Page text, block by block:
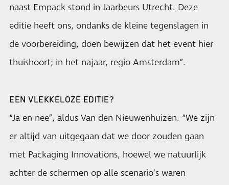
naast Empack stond in Jaarbeurs Utrecht. Deze
editie heeft ons, ondanks de kleine tegenslagen in
de voorbereiding, doen bewijzen dat het event hier
thuishoort; in het najaar, regio Amsterdam”.
EEN VLEKKELOZE EDITIE?
“Ja en nee”, aldus Van den Nieuwenhuizen. “We zijn
er altijd van uitgegaan dat we door zouden gaan
met Packaging Innovations, hoewel we natuurlijk
achter de schermen op alle scenario’s waren